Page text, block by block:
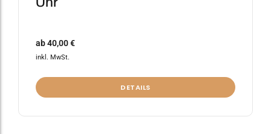
ab40,00€
inkl. MwSt.
DETAILS